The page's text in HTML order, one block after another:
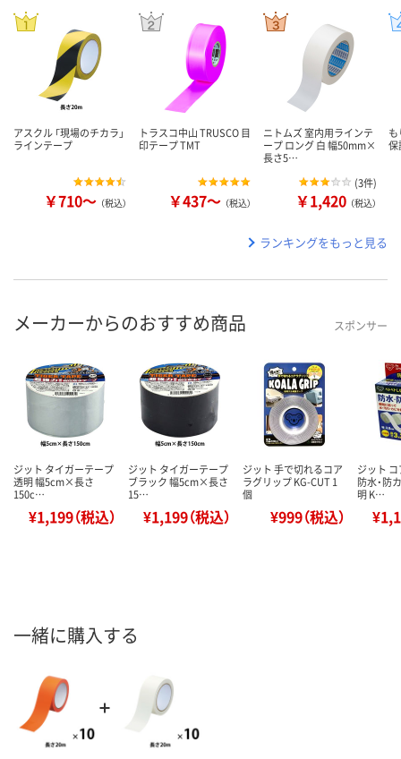
アスクル 「現場のチカラ」
ラインテープ
￥710～ （税込）
トラスコ中山 TRUSCO 目
印テープ TMT
￥437～ （税込）
ニトムズ 室内用ラインテ
ープ ロング 白 幅50mm×
長さ5…
(3件)
￥1,420 （税込）
保
ランキングをもっと見る
メーカーからのおすすめ商品 スポンサー
ジット タイガーテープ
透明 幅5cm×長さ
150c…
¥1,199（税込）
ジット タイガーテープ
ブラック 幅5cm×長さ
15…
¥1,199（税込）
ジット 手で切れるコア
ラグリップ KG-CUT 1
個
¥999（税込）
ジット
防水・防
明 K…
一緒に購入する